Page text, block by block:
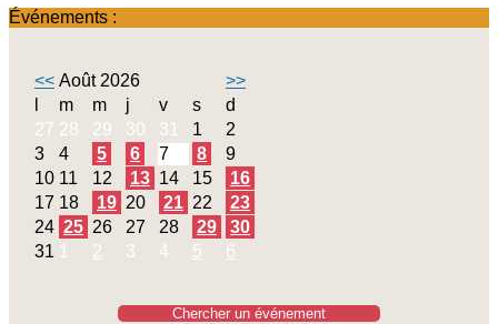
Événements :
<< Août 2026
>>
m m j v s
d
27 28 29 30 31 1
2
3
4 5 6 7 8
9
10 11 12 13 14 15
16
17 18 19 20 21 22
23
24 25 26 27 28 29
30
31 1 2 3 4 5 6
Chercher un événement